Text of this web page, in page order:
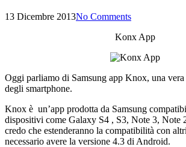
13 Dicembre 2013No Comments
Konx App
Oggi parliamo di Samsung app Knox, una
degli smartphone.
Knox è un’app prodotta da Samsung
dispositivi come Galaxy S4 , S3, Note 3, Note
credo che estenderanno la compatibilità con
necessario avere la versione 4.3 di Android.